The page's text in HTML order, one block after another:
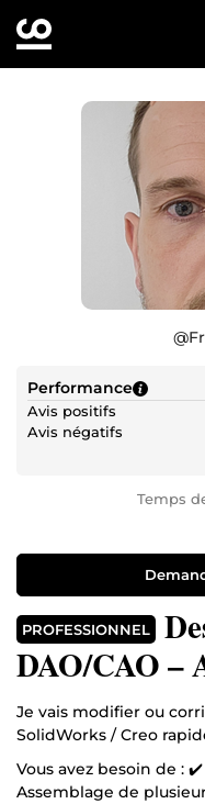
@
Performance
Avis positifs
Avis négatifs
Temps
PROFESSIONNEL
DAO/CAO –
SolidWorks /
Je vais modifier ou
SolidWorks / Creo
Vous avez besoin de :
Assemblage de